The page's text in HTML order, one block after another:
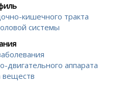
кишечного тракта
системы
двигательного аппарата